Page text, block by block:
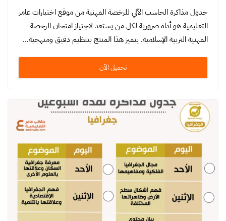
جدول مذاكرة الحاسب الآلي للرخصة المهنية من موقع اختبارات عامر
التعليمية هو أداة ضرورية لكل من يستعد لاجتياز امتحان الرخصة
المهنية التربية الإسلامية. يتميز هذا المنتج بتنظيم دقيق ومنهجية…
تحميل الآن